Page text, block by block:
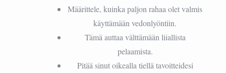
Määrittele, kuinka paljon rahaa olet valmis
käyttämään vedonlyöntiin.
Tämä auttaa välttämään liiallista
pelaamista.
Pitää sinut oikealla tiellä tavoitteidesi